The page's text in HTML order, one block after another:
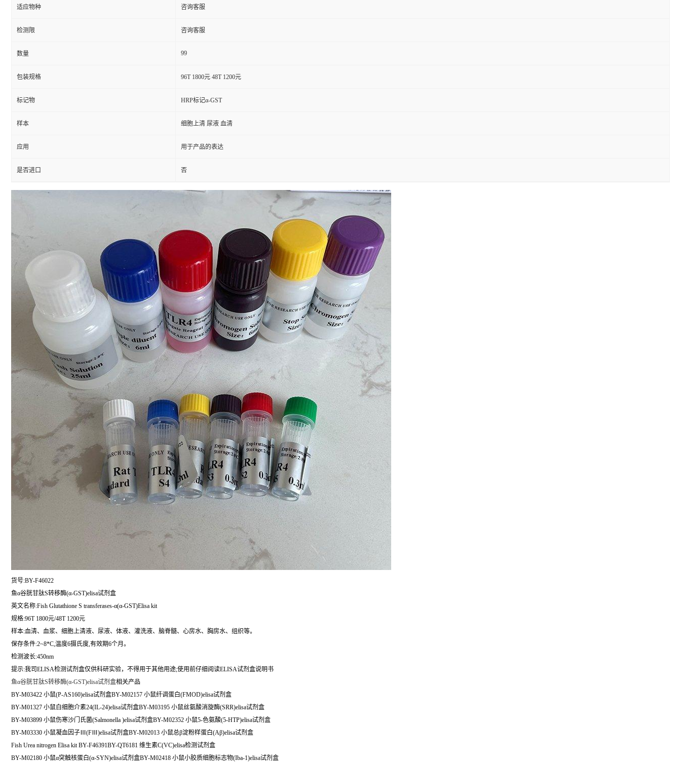
适应物种 咨询客服
检测限 咨询客服
数量 99
包装规格 96T 1800元 48T 1200元
标记物 HRP标记α-GST
样本 细胞上清 尿液 血清
应用 用于产品的表达
是否进口 否
货号:BY-F46022
鱼α谷胱甘肽S转移酶(α-GST)elisa试剂盒
英文名称:Fish Glutathione S transferases-α(α-GST)Elisa kit
规格:96T 1800元/48T 1200元
样本:血清、血浆、细胞上清液、尿液、体液、灌洗液、脑脊髓、心房水、胸房水、组织等。
保存条件:2~8*C,温度6摄氏度,有效期6个月。
检测波长:450nm
提示:我司ELISA检测试剂盒仅供科研实验，不得用于其他用途;使用前仔细阅读ELISA试剂盒说明书
鱼α谷胱甘肽S转移酶(α-GST)elisa试剂盒相关产品
BY-M03422 小鼠(P-AS160)elisa试剂盒BY-M02157 小鼠纤调蛋白(FMOD)elisa试剂盒
BY-M01327 小鼠白细胞介素24(IL-24)elisa试剂盒BY-M03195 小鼠丝氨酸消旋酶(SRR)elisa试剂盒
BY-M03899 小鼠伤寒沙门氏菌(Salmonella )elisa试剂盒BY-M02352 小鼠5-色氨酸(5-HTP)elisa试剂盒
BY-M03330 小鼠凝血因子Ⅲ(FⅢ)elisa试剂盒BY-M02013 小鼠总β淀粉样蛋白(Aβ)elisa试剂盒
Fish Urea nitrogen Elisa kit BY-F46391BY-QT6181 维生素C(VC)elisa检测试剂盒
BY-M02180 小鼠α突触核蛋白(α-SYN)elisa试剂盒BY-M02418 小鼠小胶质细胞标志物(Iba-1)elisa试剂盒